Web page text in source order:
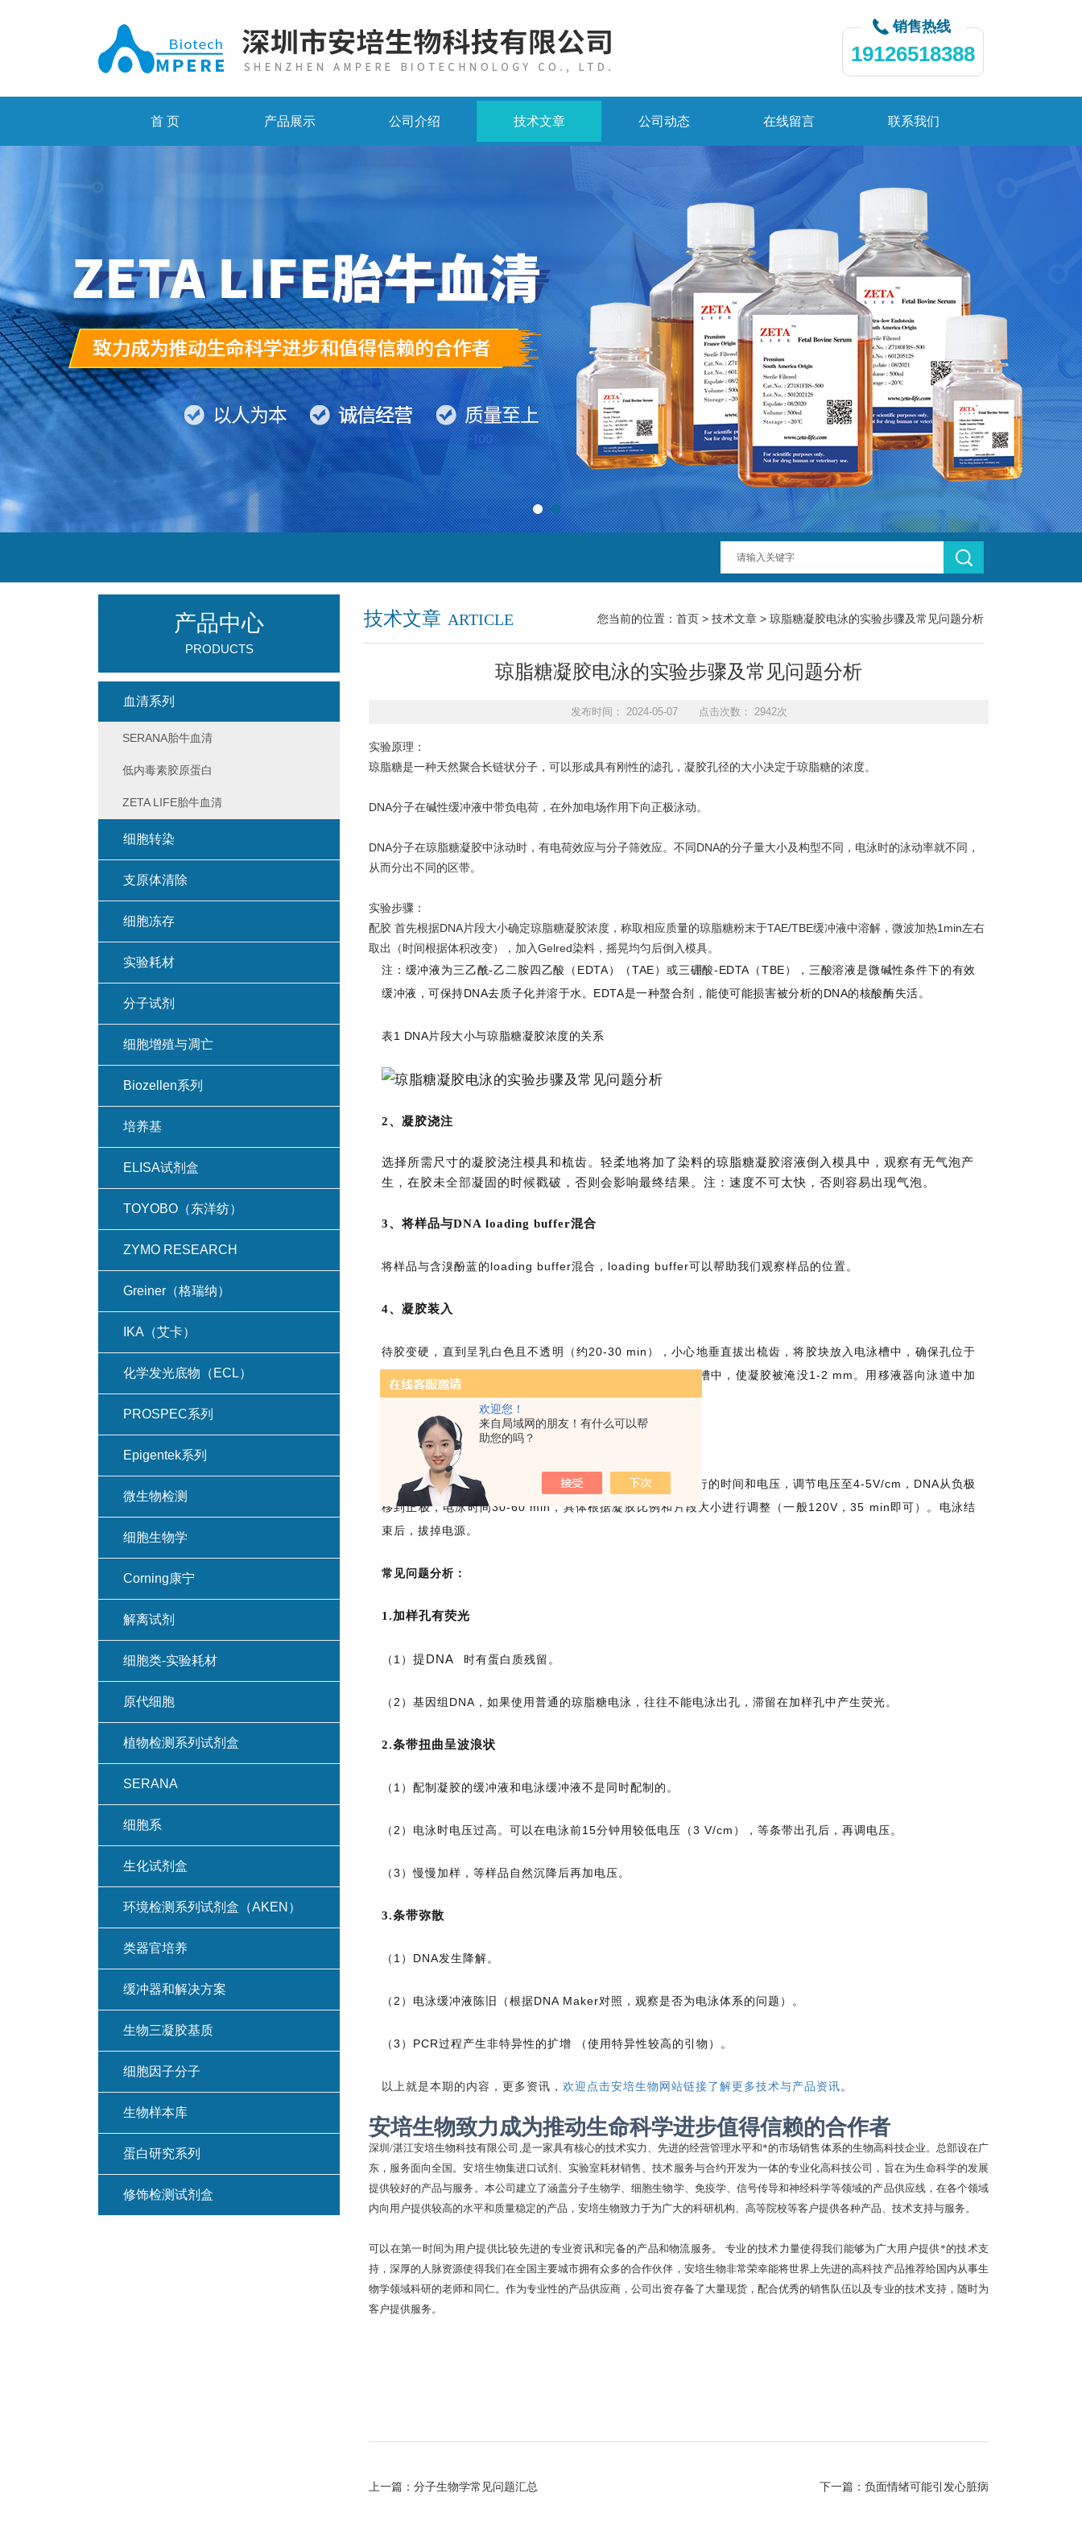
欢迎您！
来自局域网的朋友！有什么可以帮
助您的吗？
销售热线
19126518388
首 页 产品展示 公司介绍 技术文章 公司动态 在线留言 联系我们
技术文章 ARTICLE 您当前的位置： 首页 > 技术文章 > 琼脂糖凝胶电泳的实验步骤及常见问题分析
琼脂糖凝胶电泳的实验步骤及常见问题分析
发布时间： 2024-05-07 点击次数： 2942次
实验原理：
琼脂糖是一种天然聚合长链状分子，可以形成具有刚性的滤孔，凝胶孔径的大小决定于琼脂糖的浓度。
DNA分子在碱性缓冲液中带负电荷，在外加电场作用下向正极泳动。
DNA分子在琼脂糖凝胶中泳动时，有电荷效应与分子筛效应。不同DNA的分子量大小及构型不同，电泳时的泳动率就不同，
从而分出不同的区带。
实验步骤：
配胶 首先根据DNA片段大小确定琼脂糖凝胶浓度，称取相应质量的琼脂糖粉末于TAE/TBE缓冲液中溶解，微波加热1min左右
取出（时间根据体积改变），加入Gelred染料，摇晃均匀后倒入模具。
注：缓冲液为三乙酰-乙二胺四乙酸（EDTA）（TAE）或三硼酸-EDTA（TBE），三酸溶液是微碱性条件下的有效
缓冲液，可保持DNA去质子化并溶于水。EDTA是一种螯合剂，能使可能损害被分析的DNA的核酸酶失活。
表1 DNA片段大小与琼脂糖凝胶浓度的关系
2、凝胶浇注
选择所需尺寸的凝胶浇注模具和梳齿。轻柔地将加了染料的琼脂糖凝胶溶液倒入模具中，观察有无气泡产
生，在胶未全部凝固的时候戳破，否则会影响最终结果。注：速度不可太快，否则容易出现气泡。
3、将样品与DNA loading buffer混合
将样品与含溴酚蓝的loading buffer混合，loading buffer可以帮助我们观察样品的位置。
4、凝胶装入
待胶变硬，直到呈乳白色且不透明（约20-30 min），小心地垂直拔出梳齿，将胶块放入电泳槽中，确保孔位于
负电极（一般为黑色），将运行缓冲液（TAE或TBE）注入槽中，使凝胶被淹没1-2 mm。用移液器向泳道中加
样，不要超过泳道载量，否则样品会溢出。
5、凝胶运行
确保电极没有插反，否则样品会跑到缓冲液中。设定凝胶运行的时间和电压，调节电压至4-5V/cm，DNA从负极
移到正极，电泳时间30-60 min，具体根据凝胶比例和片段大小进行调整（一般120V，35 min即可）。电泳结
束后，拔掉电源。
常见问题分析：
1.加样孔有荧光
（1） 提DNA 时有蛋白质残留。
（2）基因组DNA，如果使用普通的琼脂糖电泳，往往不能电泳出孔，滞留在加样孔中产生荧光。
2.条带扭曲呈波浪状
（1）配制凝胶的缓冲液和电泳缓冲液不是同时配制的。
（2）电泳时电压过高。可以在电泳前15分钟用较低电压（3 V/cm），等条带出孔后，再调电压。
（3）慢慢加样，等样品自然沉降后再加电压。
3.条带弥散
（1）DNA发生降解。
（2）电泳缓冲液陈旧（根据DNA Maker对照，观察是否为电泳体系的问题）。
（3）PCR过程产生非特异性的扩增 （使用特异性较高的引物）。
以上就是本期的内容，更多资讯， 欢迎点击安培生物网站链接了解更多技术与产品资讯。
安培生物致力成为推动生命科学进步值得信赖的合作者
深圳/湛江安培生物科技有限公司,是一家具有核心的技术实力、先进的经营管理水平和*的市场销售体系的生物高科技企业。总部设在广
东，服务面向全国。安培生物集进口试剂、实验室耗材销售、技术服务与合约开发为一体的专业化高科技公司，旨在为生命科学的发展
提供较好的产品与服务。本公司建立了涵盖分子生物学、细胞生物学、免疫学、信号传导和神经科学等领域的产品供应线，在各个领域
内向用户提供较高的水平和质量稳定的产品，安培生物致力于为广大的科研机构、高等院校等客户提供各种产品、技术支持与服务。
可以在第一时间为用户提供比较先进的专业资讯和完备的产品和物流服务。
专业的技术力量使得我们能够为广大用户提供*的技术支
持，深厚的人脉资源使得我们在全国主要城市拥有众多的合作伙伴，安培生物非常荣幸能将世界上先进的高科技产品推荐给国内从事生
物学领域科研的老师和同仁。作为专业性的产品供应商，公司出资存备了大量现货，配合优秀的销售队伍以及专业的技术支持，随时为
客户提供服务。
下一篇： 负面情绪可能引发心脏病
上一篇： 分子生物学常见问题汇总
产品中心
PRODUCTS
血清系列
SERANA胎牛血清
低内毒素胶原蛋白
ZETA LIFE胎牛血清
细胞转染
支原体清除
细胞冻存
实验耗材
分子试剂
细胞增殖与凋亡
Biozellen系列
培养基
ELISA试剂盒
TOYOBO（东洋纺）
ZYMO RESEARCH
Greiner（格瑞纳）
IKA（艾卡）
化学发光底物（ECL）
PROSPEC系列
Epigentek系列
微生物检测
细胞生物学
Corning康宁
解离试剂
细胞类-实验耗材
原代细胞
植物检测系列试剂盒
SERANA
细胞系
生化试剂盒
环境检测系列试剂盒（AKEN）
类器官培养
缓冲器和解决方案
生物三凝胶基质
细胞因子分子
生物样本库
蛋白研究系列
修饰检测试剂盒